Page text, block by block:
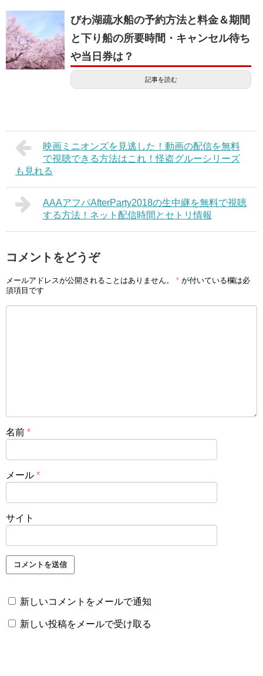
びわ湖疏水船の予約方法と料金＆期間
と下り船の所要時間・キャンセル待ち
や当日券は？
記事を読む
映画ミニオンズを見逃した！動画の配信を無料
で視聴できる方法はこれ！怪盗グルーシリーズ
も見れる
AAAアフパAfterParty2018の生中継を無料で視聴
する方法！ネット配信時間とセトリ情報
コメントをどうぞ
メールアドレスが公開されることはありません。 * が付いている欄は必
須項目です
名前 *
メール *
サイト
新しいコメントをメールで通知
新しい投稿をメールで受け取る